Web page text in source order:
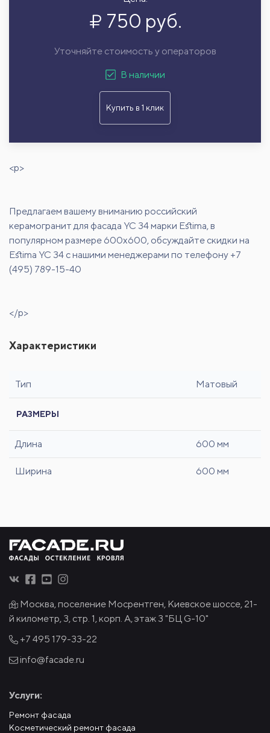
750 руб.
Уточняйте стоимость у операторов
В наличии
Купить в 1 клик
<p>
Предлагаем вашему вниманию российский
керамогранит для фасада YC 34 марки Estima, в
популярном размере 600х600, обсуждайте скидки на
Estima YC 34 с нашими менеджерами по телефону +7
(495) 789-15-40
</p>
Характеристики
Тип Матовый
РАЗМЕРЫ
Длина 600 мм
Ширина 600 мм
Москва, поселение Мосрентген, Киевское шоссе, 21-
й километр, 3, стр. 1, корп. А, этаж 3 "БЦ G-10"
+7 495 179-33-22
info@facade.ru
Услуги:
Ремонт фасада
Косметический ремонт фасада